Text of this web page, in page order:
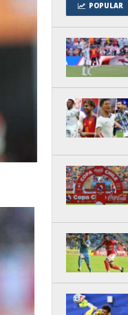
POPULAR